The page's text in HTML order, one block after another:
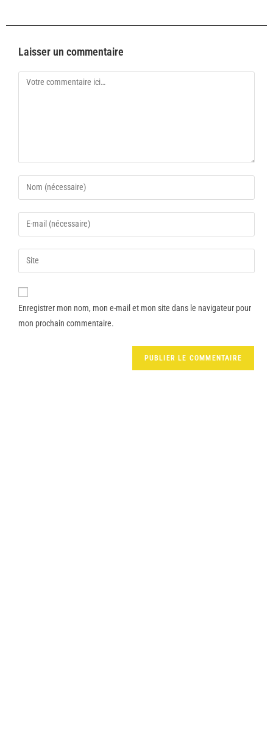
Laisser un commentaire
Enregistrer mon nom, mon e-mail et mon site dans le navigateur pour
mon prochain commentaire.